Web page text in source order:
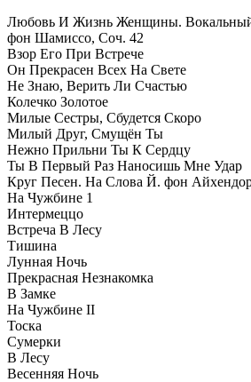
Любовь И Жизнь Женщины.
фон Шамиссо, Соч. 42
Взор Его При Встрече
Он Прекрасен Всех На Свете
Не Знаю, Верить Ли Счастью
Колечко Золотое
Милые Сестры, Сбудется Скоро
Милый Друг, Смущён Ты
Нежно Прильни Ты К Сердцу
Ты В Первый Раз Наносишь Мне Удар
Круг Песен. На Слова Й. фон
На Чужбине 1
Интермеццо
Встреча В Лесу
Тишина
Лунная Ночь
Прекрасная Незнакомка
В Замке
На Чужбине II
Тоска
Сумерки
В Лесу
Весенняя Ночь